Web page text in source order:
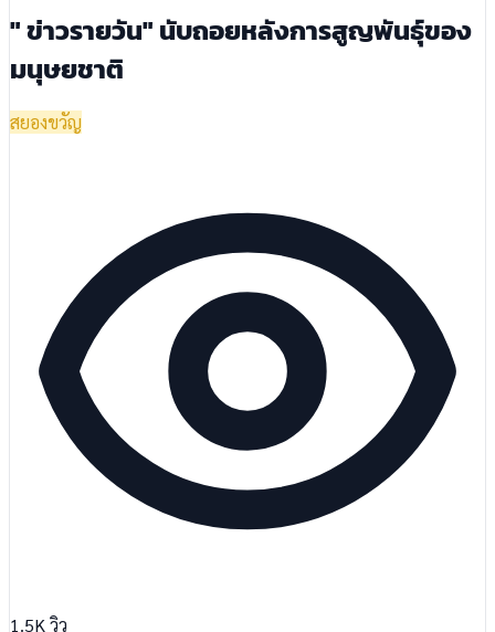
" ข่าวรายวัน" นับถอยหลังการสูญพันธุ์ของ
มนุษยชาติ
สยองขวัญ
1.5K วิว